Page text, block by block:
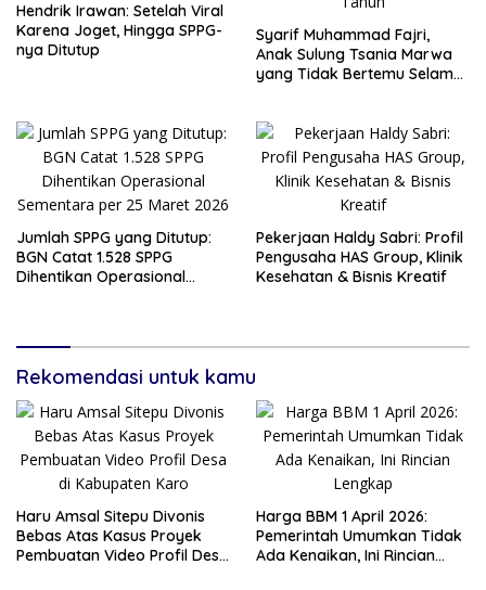
Hendrik Irawan: Setelah Viral
Karena Joget, Hingga SPPG-
nya Ditutup
Syarif Muhammad Fajri,
Anak Sulung Tsania Marwa
yang Tidak Bertemu Selama
Jumlah SPPG yang Ditutup:
BGN Catat 1.528 SPPG
Dihentikan Operasional
Pekerjaan Haldy Sabri: Profil
Pengusaha HAS Group, Klinik
Kesehatan & Bisnis Kreatif
Rekomendasi untuk kamu
Haru Amsal Sitepu Divonis
Bebas Atas Kasus Proyek
Pembuatan Video Profil Desa
Harga BBM 1 April 2026:
Pemerintah Umumkan Tidak
Ada Kenaikan, Ini Rincian